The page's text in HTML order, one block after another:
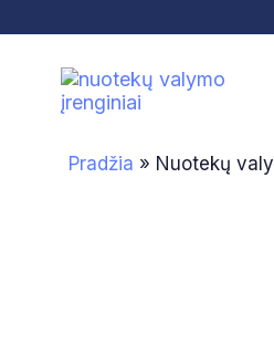
primary
navigation
SkipPradžia » Nuotekų